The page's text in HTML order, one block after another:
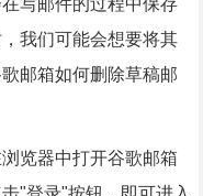
写邮件的过程中保存
我们可能会想要将其
邮箱如何删除草稿邮
览器中打开谷歌邮箱